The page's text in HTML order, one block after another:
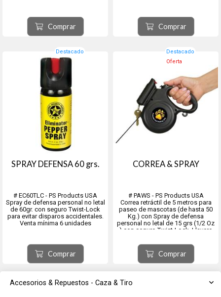
Accesorios & Repuestos - Caza & Tiro
personal por ser altamente
efectivos pero no letales.
El colorante marca al atacante para
una identificación positiva...
Comprar
personal por ser altamente
efectivos pero no letales. Repele a
perros y otras alimañas.
El colorante marca al atac...
Comprar
Destacado
SPRAY DEFENSA 60 grs.
# EC60TLC - PS Products USA
Spray de defensa personal no letal
de 60gr. con seguro Twist-Lock
para evitar disparos accidentales.
Venta mínima 6 unidades
personal por ser altamente
efectivos pero no letales.
El colorante marca al atacante para
una identificación posi...
Comprar
Destacado
Oferta
CORREA & SPRAY
# PAWS - PS Products USA
Correa retráctil de 5 metros para
paseo de mascotas (de hasta 50
Kg.) con Spray de defensa
personal no letal de 15 grs (1/2 Oz
) con seguro Twist-Lock. Llavero
bolsitas.
Perfectos para la defensa
personal por ser altamente
efectivos pero no...
Comprar